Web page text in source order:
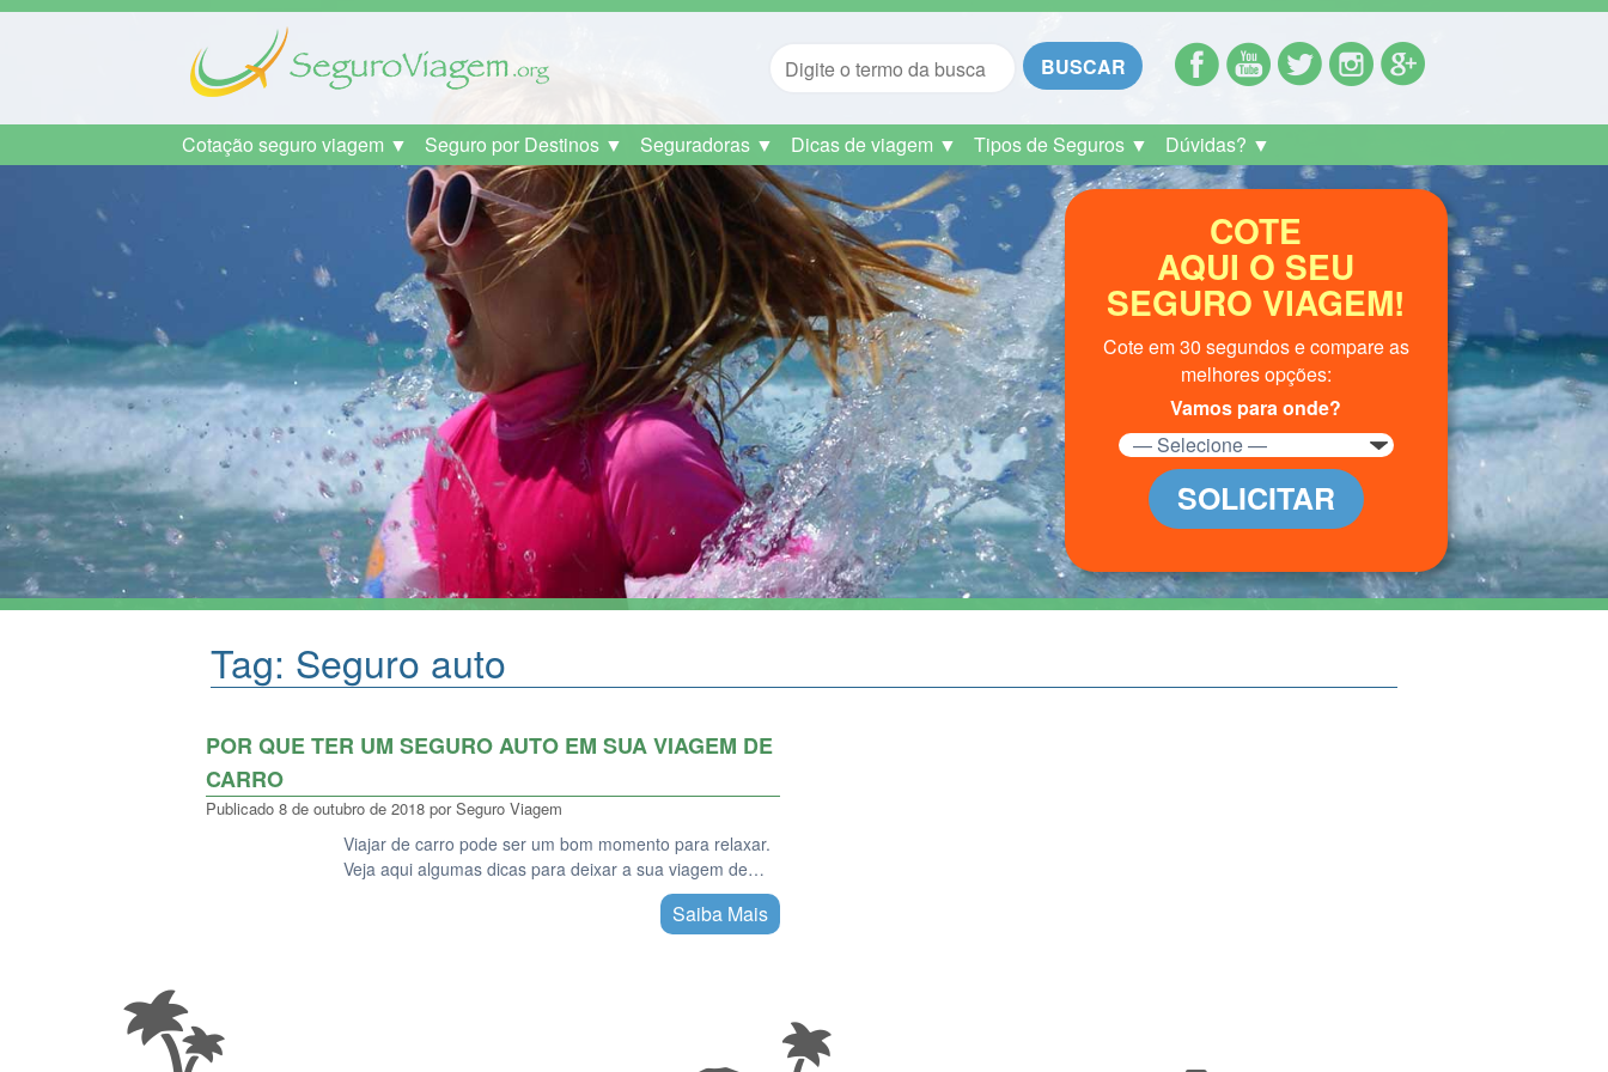
BUSCAR
Cotação seguro viagem ▼ Seguro por Destinos ▼ Seguradoras ▼ Dicas de viagem ▼ Tipos de Seguros ▼ Dúvidas? ▼
COTE
AQUI O SEU
SEGURO VIAGEM!
Cote em 30 segundos e compare as
melhores opções:
Vamos para onde?
SOLICITAR
Tag: Seguro auto
POR QUE TER UM SEGURO AUTO EM SUA VIAGEM DE
CARRO
Publicado 8 de outubro de 2018 por Seguro Viagem
Viajar de carro pode ser um bom momento para relaxar.
Veja aqui algumas dicas para deixar a sua viagem de…
Saiba Mais